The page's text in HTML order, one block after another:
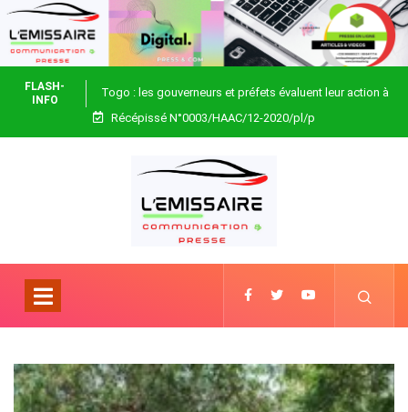
FLASH-
INFO
Togo : les gouverneurs et préfets évaluent leur action à
Blitta
Récépissé N°0003/HAAC/12-2020/pl/p